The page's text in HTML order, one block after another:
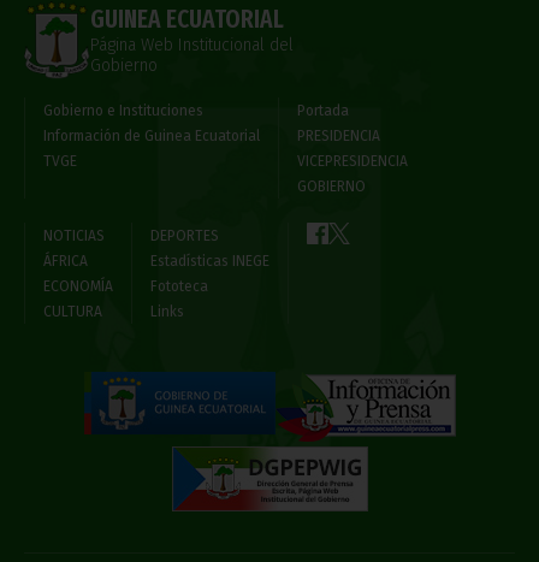
GUINEA ECUATORIAL
Página Web Institucional del
Gobierno
Gobierno e Instituciones
Información de Guinea Ecuatorial
TVGE
Portada
PRESIDENCIA
VICEPRESIDENCIA
GOBIERNO
NOTICIAS
ÁFRICA
ECONOMÍA
CULTURA
DEPORTES
Estadísticas INEGE
Fototeca
Links